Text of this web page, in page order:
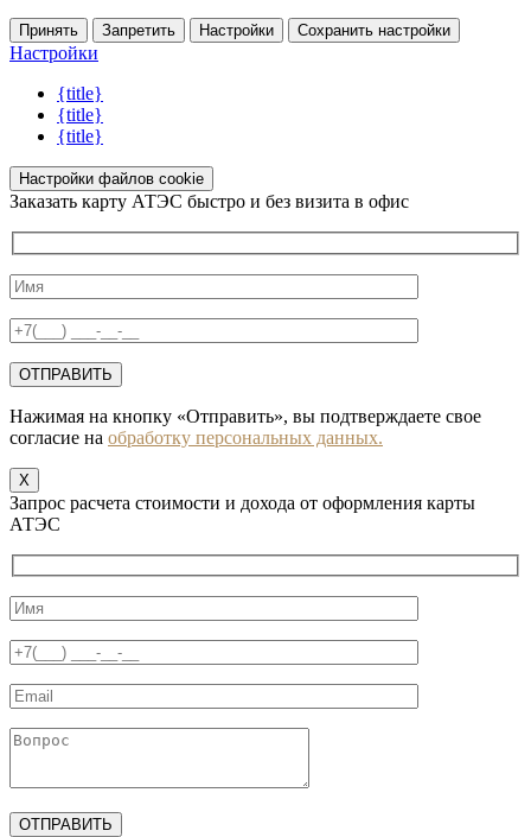
Принять Запретить Настройки Сохранить настройки
Настройки
{title}
{title}
{title}
Настройки файлов cookie
Заказать карту АТЭС быстро и без визита в офис
Нажимая на кнопку «Отправить», вы подтверждаете свое
согласие на обработку персональных данных.
X
Запрос расчета стоимости и дохода от оформления карты
АТЭС